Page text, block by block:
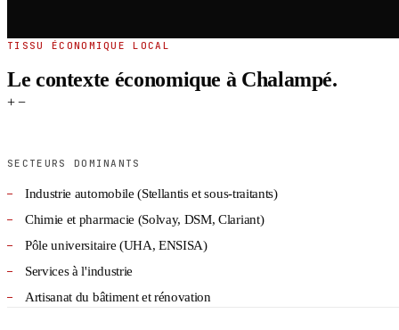
TISSU ÉCONOMIQUE LOCAL
Le contexte économique à Chalampé.
+ −
SECTEURS DOMINANTS
Industrie automobile (Stellantis et sous-traitants)
Chimie et pharmacie (Solvay, DSM, Clariant)
Pôle universitaire (UHA, ENSISA)
Services à l'industrie
Artisanat du bâtiment et rénovation